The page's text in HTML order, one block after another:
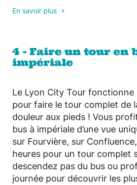
En savoir plus
4 - Faire un tour en
impériale
Le Lyon City Tour fonctionne
pour faire le tour complet de
douleur aux pieds ! Vous
bus à impériale d’une vue
sur Fourvière, sur
heures pour un tour complet
descendez pas du bus ou
journée pour découvrir les